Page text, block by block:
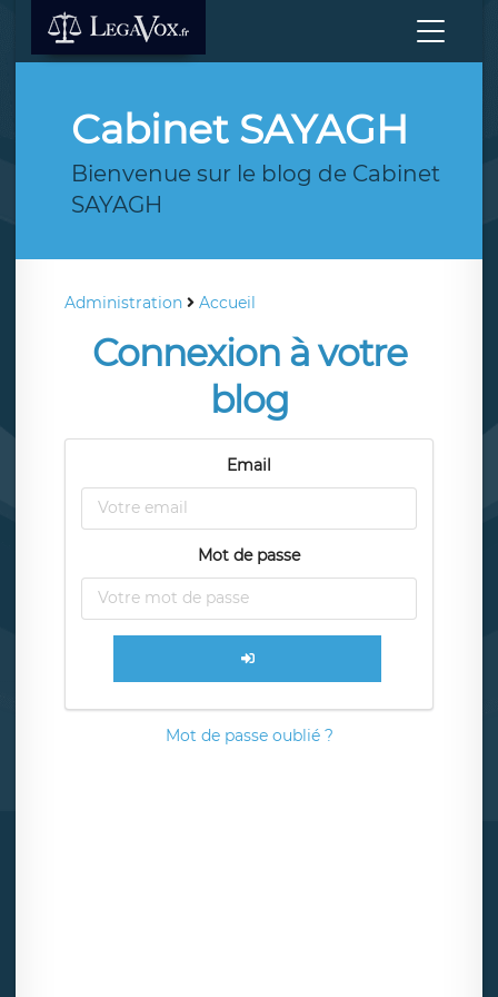
Cabinet SAYAGH
Bienvenue sur le blog de Cabinet
SAYAGH
Administration Accueil
Connexion à votre
blog
Email
Mot de passe
Mot de passe oublié ?